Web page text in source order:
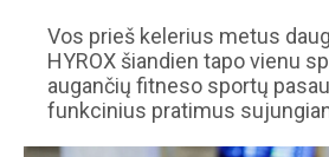
Vos prieš kelerius metus
HYROX šiandien tapo vienu
augančių fitneso sportų
funkcinius pratimus